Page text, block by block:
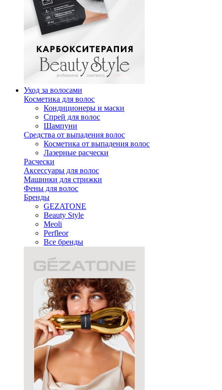
Уход за волосами
Косметика для волос
Кондиционеры и маски
Спрей для волос
Шампуни
Средства от выпадения волос
Косметика от выпадения волос
Лазерные расчески
Расчески
Аксессуары для волос
Машинки для стрижки
Фены для волос
Бренды
GEZATONE
Beauty Style
Meoli
Perfleor
Все бренды